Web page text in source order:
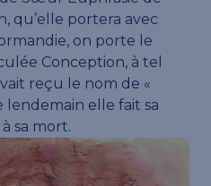
qu’elle portera avec
on porte le
Conception, à tel
reçu le nom de «
lendemain elle fait sa
sa mort.